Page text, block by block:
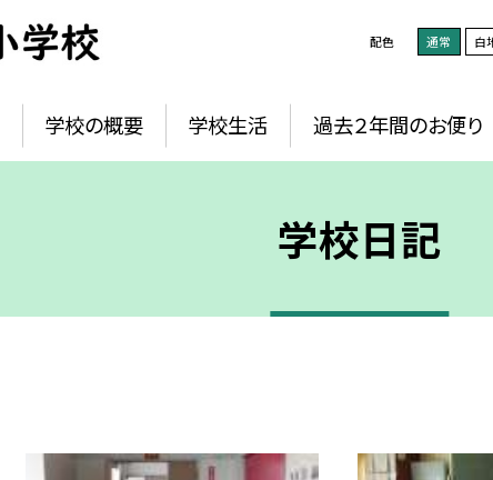
配色 通常 白
学校の概要 学校生活 過去２年間のお便り
学校日記